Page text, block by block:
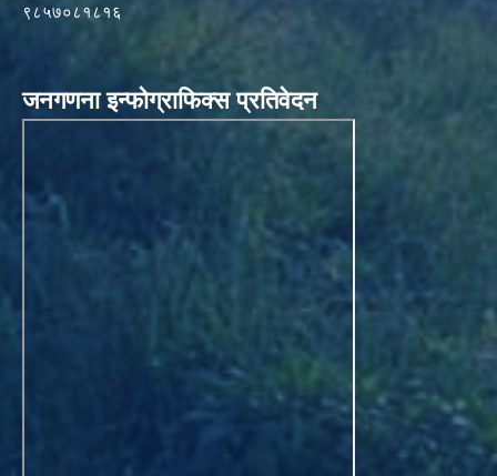
९८५७०८१८१६
जनगणना इन्फोग्राफिक्स प्रतिवेदन